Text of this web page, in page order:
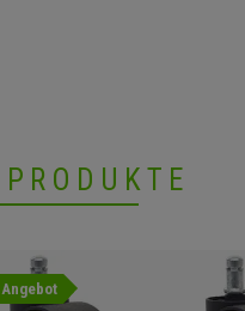
PRODUKTE
Angebot